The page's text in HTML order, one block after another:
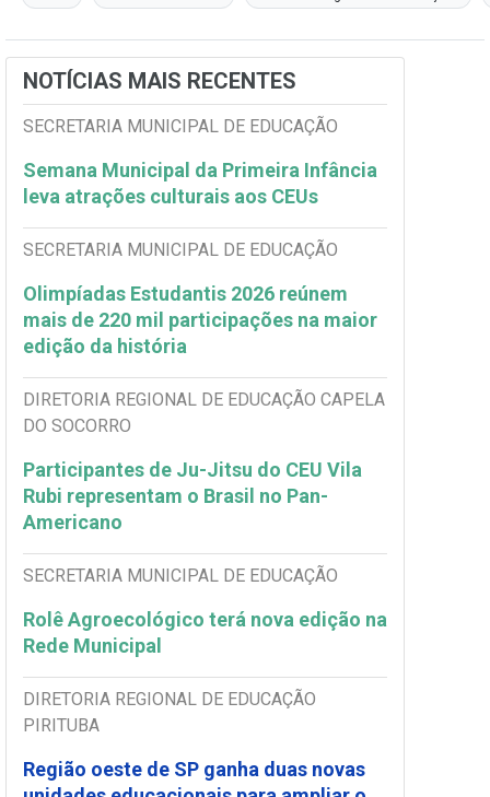
NOTÍCIAS MAIS RECENTES
SECRETARIA MUNICIPAL DE EDUCAÇÃO
Semana Municipal da Primeira Infância
leva atrações culturais aos CEUs
SECRETARIA MUNICIPAL DE EDUCAÇÃO
Olimpíadas Estudantis 2026 reúnem
mais de 220 mil participações na maior
edição da história
DIRETORIA REGIONAL DE EDUCAÇÃO CAPELA
DO SOCORRO
Participantes de Ju-Jitsu do CEU Vila
Rubi representam o Brasil no Pan-
Americano
SECRETARIA MUNICIPAL DE EDUCAÇÃO
Rolê Agroecológico terá nova edição na
Rede Municipal
DIRETORIA REGIONAL DE EDUCAÇÃO
PIRITUBA
Região oeste de SP ganha duas novas